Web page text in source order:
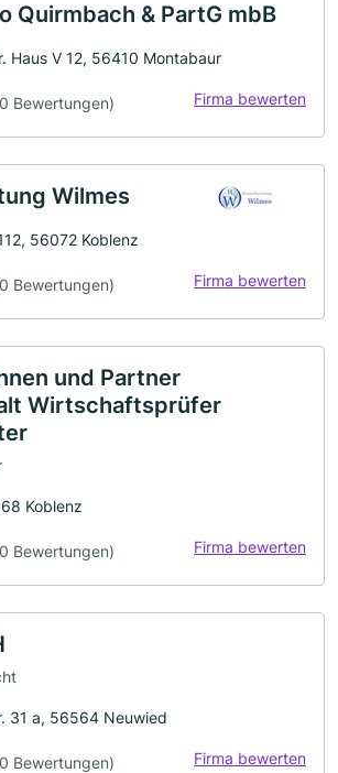
Quirmbach & PartG mbB
Haus V 12, 56410 Montabaur
Bewertungen) Firma bewerten
Wilmes
56072 Koblenz
Bewertungen) Firma bewerten
und Partner
Wirtschaftsprüfer
Koblenz
Bewertungen) Firma bewerten
31 a, 56564 Neuwied
Bewertungen) Firma bewerten